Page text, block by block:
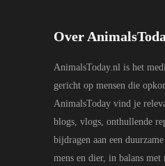
Over
AnimalsToday.nl is het
gericht op mensen die
AnimalsToday vind je
blogs, vlogs, onthullende
bijdragen aan een
mens en dier, in balans met